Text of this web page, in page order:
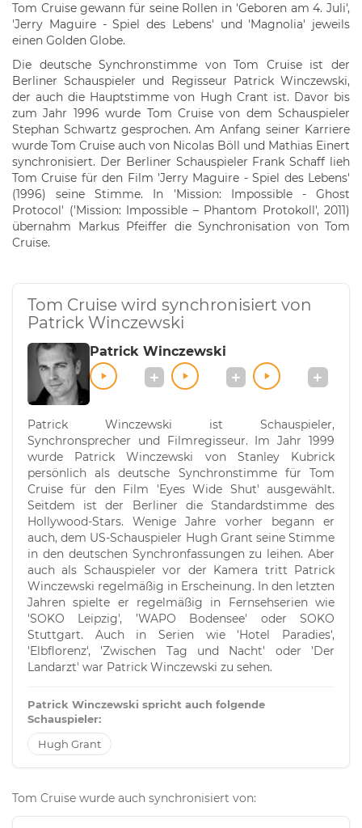
Tom Cruise gewann für seine Rollen in 'Geboren am 4. Juli',
'Jerry Maguire - Spiel des Lebens' und 'Magnolia' jeweils
einen Golden Globe.
Die deutsche Synchronstimme von Tom Cruise ist der
Berliner Schauspieler und Regisseur Patrick Winczewski,
der auch die Hauptstimme von Hugh Crant ist. Davor bis
zum Jahr 1996 wurde Tom Cruise von dem Schauspieler
Stephan Schwartz gesprochen. Am Anfang seiner Karriere
wurde Tom Cruise auch von Nicolas Böll und Mathias Einert
synchronisiert. Der Berliner Schauspieler Frank Schaff lieh
Tom Cruise für den Film 'Jerry Maguire - Spiel des Lebens'
(1996) seine Stimme. In 'Mission: Impossible - Ghost
Protocol' ('Mission: Impossible – Phantom Protokoll', 2011)
übernahm Markus Pfeiffer die Synchronisation von Tom
Cruise.
Tom Cruise wird synchronisiert von
Patrick Winczewski
Patrick Winczewski
Patrick Winczewski ist Schauspieler,
Synchronsprecher und Filmregisseur. Im Jahr 1999
wurde Patrick Winczewski von Stanley Kubrick
persönlich als deutsche Synchronstimme für Tom
Cruise für den Film 'Eyes Wide Shut' ausgewählt.
Seitdem ist der Berliner die Standardstimme des
Hollywood-Stars. Wenige Jahre vorher begann er
auch, dem US-Schauspieler Hugh Grant seine Stimme
in den deutschen Synchronfassungen zu leihen. Aber
auch als Schauspieler vor der Kamera tritt Patrick
Winczewski regelmäßig in Erscheinung. In den letzten
Jahren spielte er regelmäßig in Fernsehserien wie
'SOKO Leipzig', 'WAPO Bodensee' oder SOKO
Stuttgart. Auch in Serien wie 'Hotel Paradies',
'Elbflorenz', 'Zwischen Tag und Nacht' oder 'Der
Landarzt' war Patrick Winczewski zu sehen.
Patrick Winczewski spricht auch folgende
Schauspieler:
Hugh Grant
Tom Cruise wurde auch synchronisiert von: